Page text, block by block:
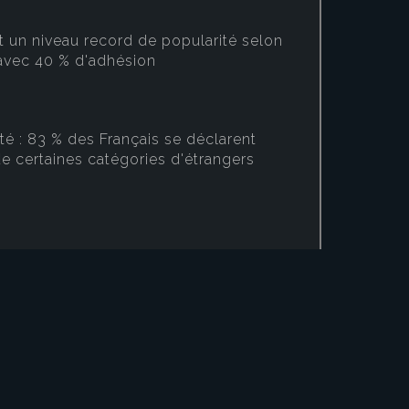
un niveau record de popularité selon
40 % d'adhésion
: 83 % des Français se déclarent
certaines catégories d'étrangers